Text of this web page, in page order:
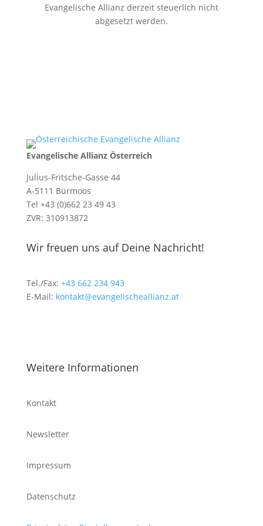
Evangelische Allianz derzeit steuerlich nicht
abgesetzt werden.
Evangelische Allianz Österreich
Julius-Fritsche-Gasse 44
A-5111 Bürmoos
Tel +43 (0)662 23 49 43
ZVR: 310913872
Wir freuen uns auf Deine Nachricht!
Tel./Fax: +43 662 234 943
E-Mail: kontakt@evangelischeallianz.at
Weitere Informationen
Kontakt
Newsletter
Impressum
Datenschutz